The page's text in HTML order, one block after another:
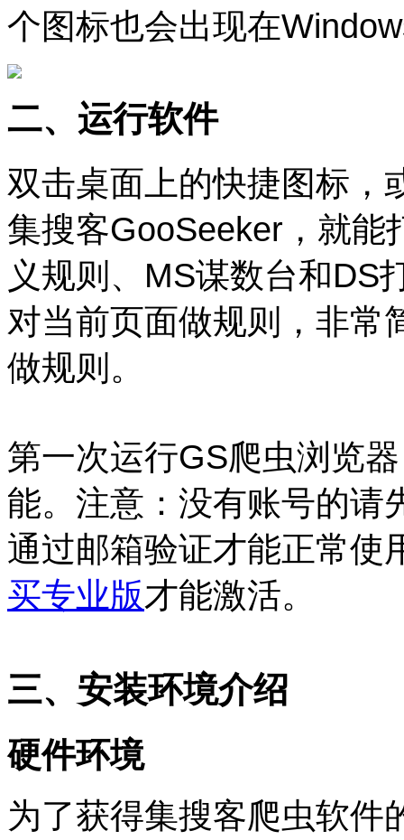
个图标也会出现在
二、运行软件
双击桌面上的快捷图标，
集搜客GooSeeker，就能
义规则、MS谋数台和DS
对当前页面做规则，非常
做规则。
第一次运行GS爬虫浏览
能。注意： 没有账号的请
通过邮箱验证才能正常使
买专业版才能激活。
三、安装环境介绍
硬件环境
为了获得集搜客爬虫软件